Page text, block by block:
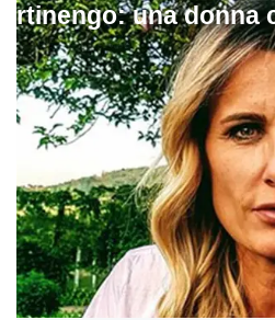
una donna